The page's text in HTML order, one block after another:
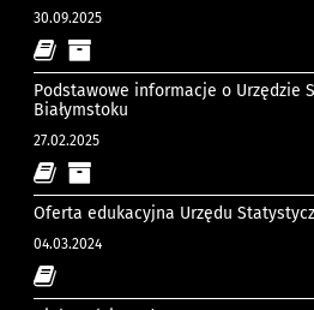
30.09.2025
Podstawowe informacje o Urzędzie
Białymstoku
27.02.2025
Oferta edukacyjna Urzędu
04.03.2024